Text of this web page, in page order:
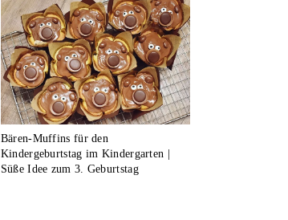
Bären-Muffins für den
Kindergeburtstag im Kindergarten |
Süße Idee zum 3. Geburtstag